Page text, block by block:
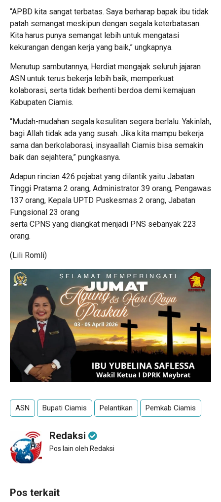
“APBD kita sangat terbatas. Saya berharap bapak ibu tidak
patah semangat meskipun dengan segala keterbatasan.
Kita harus punya semangat lebih untuk mengatasi
kekurangan dengan kerja yang baik,” ungkapnya.
Menutup sambutannya, Herdiat mengajak seluruh jajaran
ASN untuk terus bekerja lebih baik, memperkuat
kolaborasi, serta tidak berhenti berdoa demi kemajuan
Kabupaten Ciamis.
“Mudah-mudahan segala kesulitan segera berlalu. Yakinlah,
bagi Allah tidak ada yang susah. Jika kita mampu bekerja
sama dan berkolaborasi, insyaallah Ciamis bisa semakin
baik dan sejahtera,” pungkasnya.
Adapun rincian 426 pejabat yang dilantik yaitu Jabatan
Tinggi Pratama 2 orang, Administrator 39 orang, Pengawas
137 orang, Kepala UPTD Puskesmas 2 orang, Jabatan
Fungsional 23 orang
serta CPNS yang diangkat menjadi PNS sebanyak 223
orang.
(Lili Romli)
ASN Bupati Ciamis Pelantikan Pemkab Ciamis
Redaksi
Pos lain oleh Redaksi
Pos terkait